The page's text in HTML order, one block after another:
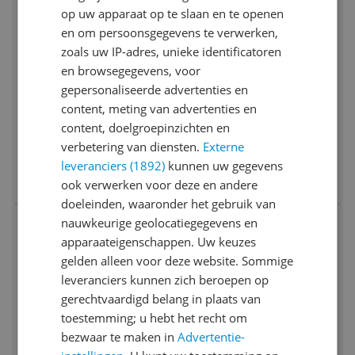
PNY 8GB DDR3 1600MHz -
MD8GSD31600NHS
€ 194,04
Bekijk meer informatie
Vergelijken
Bekijk product
op uw apparaat op te slaan en te openen
en om persoonsgegevens te verwerken,
zoals uw IP-adres, unieke identificatoren
en browsegegevens, voor
gepersonaliseerde advertenties en
content, meting van advertenties en
content, doelgroepinzichten en
verbetering van diensten. Externe
leveranciers (1892) kunnen uw gegevens
ook verwerken voor deze en andere
doeleinden, waaronder het gebruik van
nauwkeurige geolocatiegegevens en
apparaateigenschappen. Uw keuzes
gelden alleen voor deze website. Sommige
leveranciers kunnen zich beroepen op
gerechtvaardigd belang in plaats van
toestemming; u hebt het recht om
bezwaar te maken inAdvertentie-